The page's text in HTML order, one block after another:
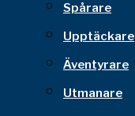
Spårare
Upptäckare
Äventyrare
Utmanare